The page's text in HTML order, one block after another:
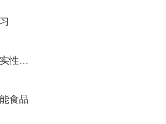
食品真实性及溯源
食品